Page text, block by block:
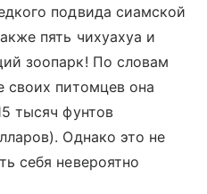
подвида сиамской
пять чихуахуа и
зоопарк! По словам
своих питомцев она
тысяч фунтов
Однако это не
себя невероятно